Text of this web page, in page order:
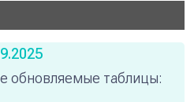
обновляемые таблицы: